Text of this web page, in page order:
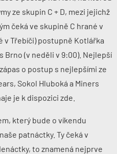
ze skupin C + D, mezi jejichž
čeká ve skupině C hrané v
v Třebíči) postupně Kotlářka
Brno (v neděli v 9:00). Nejlepší
o postup s nejlepšími ze
Sokol Hluboká a Miners
je k dispozici zde
který bude o víkendu
patnáctky. Ty čeká v
to znamená nejprve